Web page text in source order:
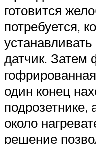
готовится
потребуется,
датчик. Затем
один конец
подрозетнике,
около
решение